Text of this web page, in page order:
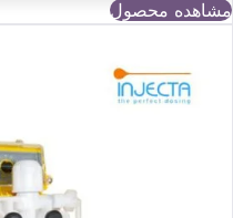
مشاهده محصول